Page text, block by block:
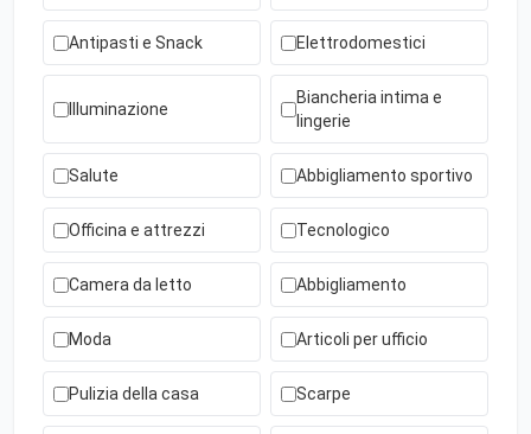
Antipasti e Snack Elettrodomestici
Illuminazione
Biancheria intima e
lingerie
Salute Abbigliamento sportivo
Officina e attrezzi Tecnologico
Camera da letto Abbigliamento
Moda Articoli per ufficio
Pulizia della casa Scarpe